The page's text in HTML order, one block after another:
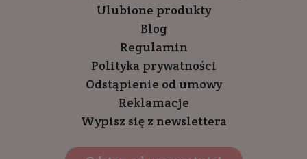
Ulubione produkty
Blog
Regulamin
Polityka prywatności
Odstąpienie od umowy
Reklamacje
Wypisz się z newslettera